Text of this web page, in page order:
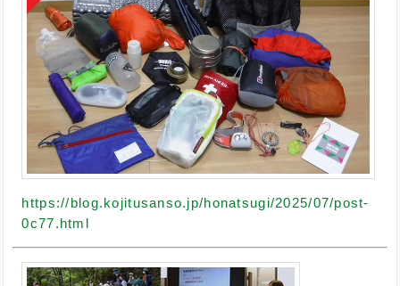
https://blog.kojitusanso.jp/honatsugi/2025/07/post-
0c77.html